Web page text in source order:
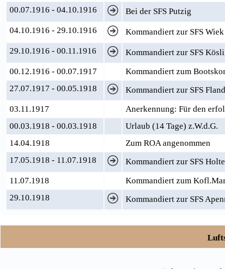
00.07.1916 - 04.10.1916
Bei der SFS Putzig
04.10.1916 - 29.10.1916
Kommandiert zur SFS
29.10.1916 - 00.11.1916
Kommandiert zur SFS
00.12.1916 - 00.07.1917
Kommandiert zum
27.07.1917 - 00.05.1918
Kommandiert zur SFS
03.11.1917
Anerkennung: Für den
00.03.1918 - 00.03.1918
Urlaub (14 Tage) z.W.d.G.
14.04.1918
Zum ROA angenommen
17.05.1918 - 11.07.1918
Kommandiert zur SFS
11.07.1918
Kommandiert zum
29.10.1918
Kommandiert zur SFS